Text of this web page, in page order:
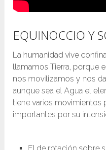
EQUINOCCIO Y
La humanidad vive
llamamos Tierra, porque
nos movilizamos y nos
aunque sea el Agua el
tiene varios movimientos
importantes por su